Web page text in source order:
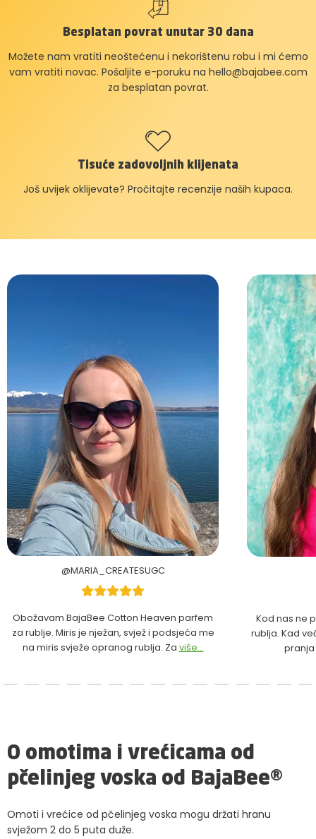
Besplatan povrat unutar 30 dana
Možete nam vratiti neoštećenu i nekorištenu robu i mi ćemo
vam vratiti novac. Pošaljite e-poruku na hello@bajabee.com
za besplatan povrat.
Tisuće zadovoljnih klijenata
Još uvijek oklijevate? Pročitajte recenzije naših kupaca.
@MARIA_CREATESUGC
Obožavam BajaBee Cotton Heaven parfem
za rublje. Miris je nježan, svjež i podsjeća me
na miris svježe opranog rublja. Za više...
Kod nas ne
rublja. Kad
O omotima i vrećicama od
pčelinjeg voska od BajaBee®
Omoti i vrećice od pčelinjeg voska mogu držati hranu
svježom 2 do 5 puta duže.